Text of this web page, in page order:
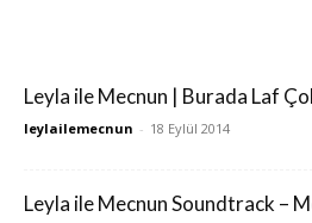
Leyla ile Mecnun | Burada Laf
leylailemecnun - 18 Eylül 2014
Leyla ile Mecnun Soundtrack –